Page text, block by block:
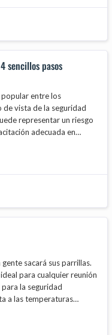
sencillos pasos
popular entre los
de vista de la seguridad
representar un riesgo
adecuada en
los peligros derivados de
sacará sus parrillas.
para cualquier reunión
la seguridad
a las temperaturas
y 140 °F), también